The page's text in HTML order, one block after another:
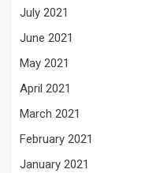
July 2021
June 2021
May 2021
April 2021
March 2021
February 2021
January 2021